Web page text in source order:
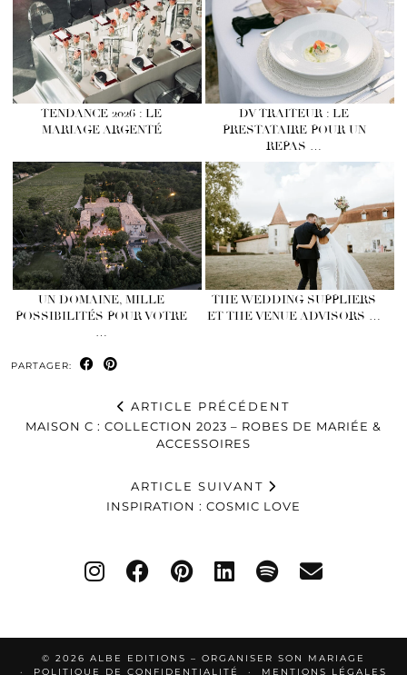
TENDANCE 2026 : LE
MARIAGE ARGENTÉ
DV TRAITEUR : LE
PRESTATAIRE POUR UN
REPAS …
UN DOMAINE, MILLE
POSSIBILITÉS POUR VOTRE
…
THE WEDDING SUPPLIERS
ET THE VENUE ADVISORS …
PARTAGER:
ARTICLE PRÉCÉDENT
MAISON C : COLLECTION 2023 – ROBES DE MARIÉE &
ACCESSOIRES
ARTICLE SUIVANT
INSPIRATION : COSMIC LOVE
© 2026 ALBE EDITIONS – ORGANISER SON MARIAGE
POLITIQUE DE CONFIDENTIALITÉ
MENTIONS LÉGALES